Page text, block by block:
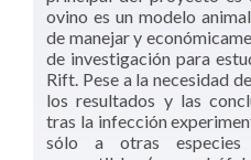
ovino es un modelo
de manejar y
de investigación para
Rift. Pese a la necesidad
los resultados y las
tras la infección
sólo a otras especies